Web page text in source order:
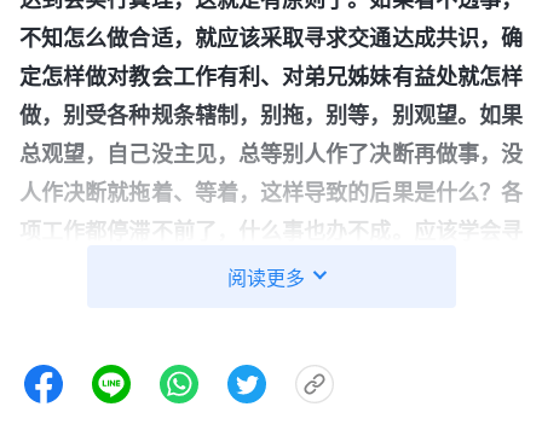
不知怎么做合适，就应该采取寻求交通达成共识，确
定怎样做对教会工作有利、对弟兄姊妹有益处就怎样
做，别受各种规条辖制，别拖，别等，别观望。如果
总观望，自己没主见，总等别人作了决断再做事，没
人作决断就拖着、等着，这样导致的后果是什么？各
项工作都停滞不前了，什么事也办不成。应该学会寻
求真理，起码能够凭良心理智做事，只要你看透怎么
事，总耍小心眼儿，总怕担责任，不敢坚持原则做
阅读更多